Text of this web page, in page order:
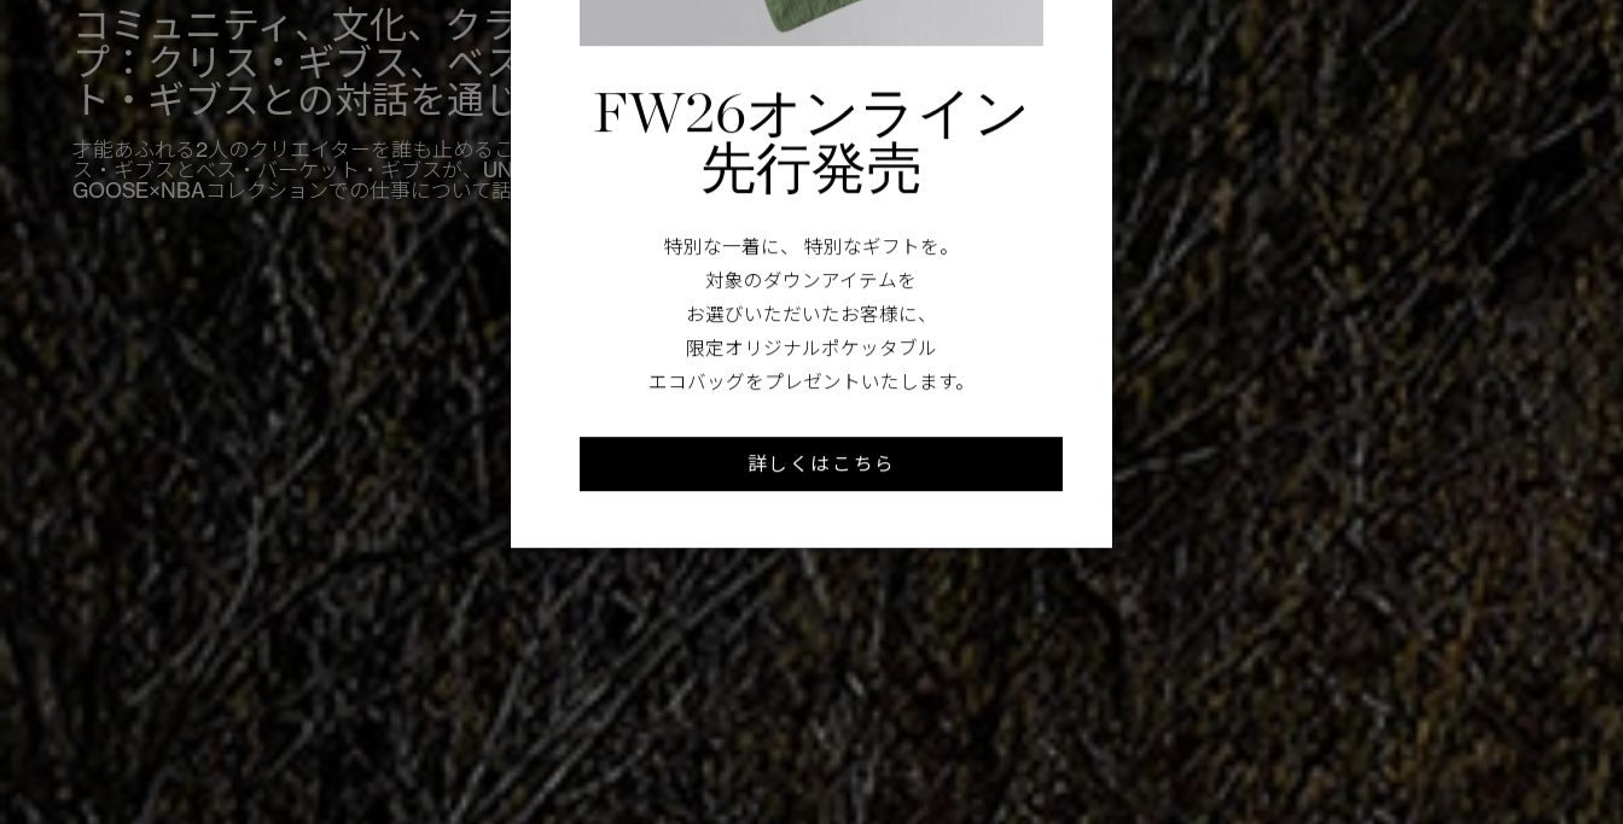
コミュニティ、文化、クラフトマンシッ
プ：クリス・ギブス、ベス・バーケッ
ト・ギブスとの対話を通じて
才能あふれる2人のクリエイターを誰も止めることはできません。 クリ
ス・ギブスとベス・バーケット・ギブスが、UNION×CANADA
GOOSE×NBAコレクションでの仕事について話しています。
FW26オンライン
先行発売
特別な一着に、 特別なギフトを。
対象のダウンアイテムを
お選びいただいたお客様に、
限定オリジナルポケッタブル
エコバッグをプレゼントいたします。
詳しくはこちら